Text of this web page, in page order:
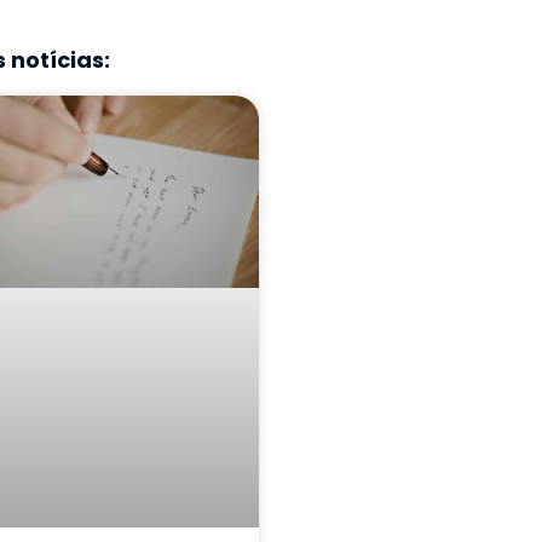
notícias: